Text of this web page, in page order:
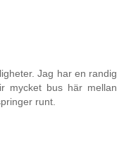
Jag har en randig
mycket bus här mellan
runt.